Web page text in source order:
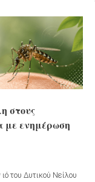
στους
με ενημέρωση
του Δυτικού Νείλου